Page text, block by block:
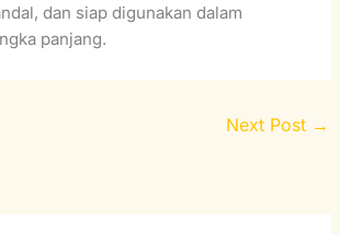
dan siap digunakan dalam
panjang.
Next Post →